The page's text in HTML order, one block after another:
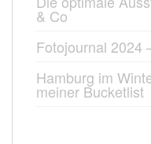
& Co
Fotojournal 2024
Hamburg im
meiner Bucketlist